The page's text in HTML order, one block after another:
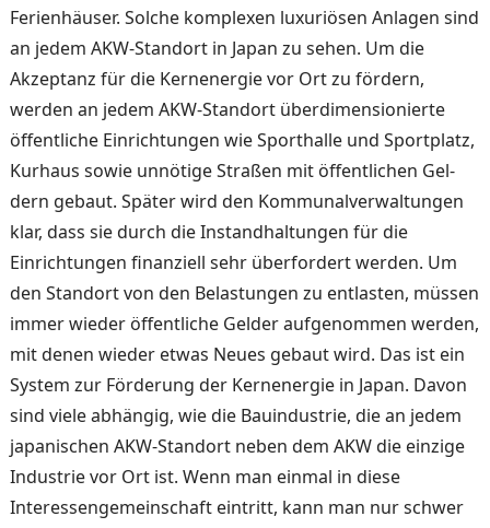
Ferien­häuser. Solche komplexen lu­xuriösen Anlagen sind
an je­dem AKW-Standort in Japan zu sehen. Um die
Akzeptanz für die Kernenergie vor Ort zu fördern,
werden an jedem AKW-Standort überdimensio­nierte
öffentliche Einrichtun­gen wie Sporthalle und Sport­platz,
Kurhaus sowie unnötige Straßen mit öffentlichen Gel­
dern gebaut. Später wird den Kommunalverwaltungen
klar, dass sie durch die Instandhaltungen für die
Einrichtungen fi­nanziell sehr überfordert werden. Um
den Standort von den Belastungen zu entlasten, müssen
immer wieder öffentliche Gelder auf­genommen werden,
mit denen wieder etwas Neues gebaut wird. Das ist ein
System zur Förderung der Kernenergie in Japan. Davon
sind viele ab­hängig, wie die Bauindustrie, die an jedem
japanischen AKW-Standort neben dem AKW die einzige
Industrie vor Ort ist. Wenn man einmal in diese
Interessengemein­schaft eintritt, kann man nur schwer